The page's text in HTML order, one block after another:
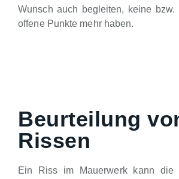
Wunsch auch begleiten, keine
offene Punkte mehr haben.
Beurteilung
Rissen
Ein Riss im Mauerwerk kann die